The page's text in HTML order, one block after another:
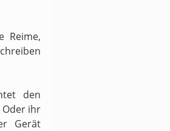
Reime,
den
ihr
Gerät